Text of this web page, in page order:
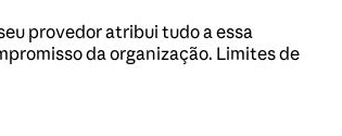
provedor atribui tudo a essa
da organização. Limites de